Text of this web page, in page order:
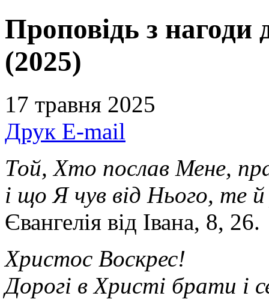
Проповідь з нагоди
(2025)
17 травня 2025
Друк E-mail
Той, Хто послав Мене,
і що Я чув від Нього, те й
Євангелія від Івана, 8, 26.
Христос Воскрес!
Дорогі в Христі брати і